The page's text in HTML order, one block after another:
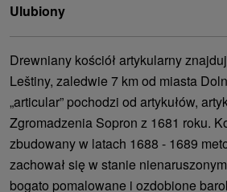
Ulubiony
Drewniany kościół artykularny
Leštiny, zaledwie 7 km od miasta
„articular” pochodzi od artykułów,
Zgromadzenia Sopron z 1681 roku.
zbudowany w latach 1688 - 1689
zachował się w stanie
bogato pomalowane i ozdobione